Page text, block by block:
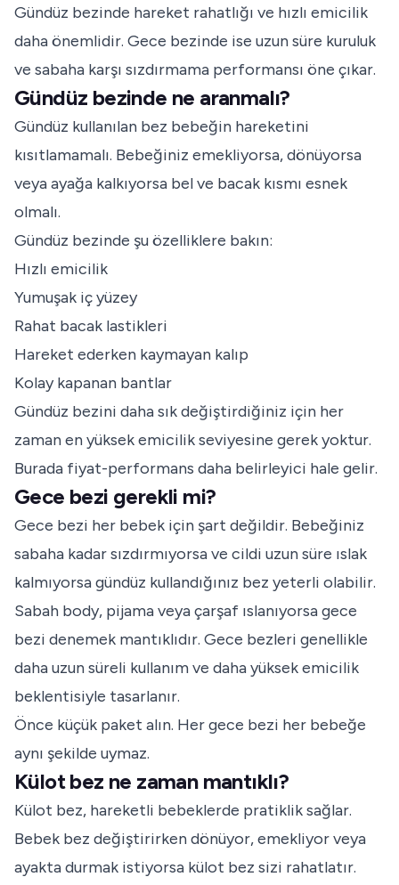
Gündüz bezinde hareket rahatlığı ve hızlı emicilik
daha önemlidir. Gece bezinde ise uzun süre kuruluk
ve sabaha karşı sızdırmama performansı öne çıkar.
Gündüz bezinde ne aranmalı?
Gündüz kullanılan bez bebeğin hareketini
kısıtlamamalı. Bebeğiniz emekliyorsa, dönüyorsa
veya ayağa kalkıyorsa bel ve bacak kısmı esnek
olmalı.
Gündüz bezinde şu özelliklere bakın:
Hızlı emicilik
Yumuşak iç yüzey
Rahat bacak lastikleri
Hareket ederken kaymayan kalıp
Kolay kapanan bantlar
Gündüz bezini daha sık değiştirdiğiniz için her
zaman en yüksek emicilik seviyesine gerek yoktur.
Burada fiyat-performans daha belirleyici hale gelir.
Gece bezi gerekli mi?
Gece bezi her bebek için şart değildir. Bebeğiniz
sabaha kadar sızdırmıyorsa ve cildi uzun süre ıslak
kalmıyorsa gündüz kullandığınız bez yeterli olabilir.
Sabah body, pijama veya çarşaf ıslanıyorsa gece
bezi denemek mantıklıdır. Gece bezleri genellikle
daha uzun süreli kullanım ve daha yüksek emicilik
beklentisiyle tasarlanır.
Önce küçük paket alın. Her gece bezi her bebeğe
aynı şekilde uymaz.
Külot bez ne zaman mantıklı?
Külot bez, hareketli bebeklerde pratiklik sağlar.
Bebek bez değiştirirken dönüyor, emekliyor veya
ayakta durmak istiyorsa külot bez sizi rahatlatır.